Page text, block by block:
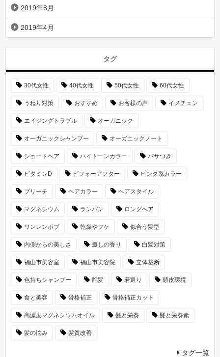
2019年8月
2019年4月
タグ
30代女性 40代女性 50代女性 60代女性
うねり対策 おすすめ お客様の声 イメチェン
エイジングトラブル オーガニック
オーガニックシャンプー オーガニックノート
ショートヘア ハイトーンカラー パサつき
ビタミンD ビフォーアフター ピンク系カラー
ブリーチ ヘアカラー ヘアスタイル
マグネシウム ランバン ロングヘア
ワンレンボブ 乾燥やフケ 似合う髪型
内側からの美しさ 癒しの香り 白髪対策
福山市美容室 福山市美容院 立体裁断
色持ちシャンプー 艶髪 若返り 頭皮環境
食と美容 骨格補正 骨格補正カット
高濃度マグネシウムオイル 髪と栄養 髪と栄養素
髪の悩み 髪質改善
タグ一覧